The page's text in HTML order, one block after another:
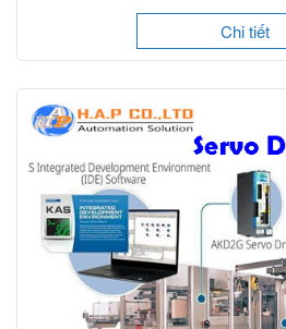
Chi tiết